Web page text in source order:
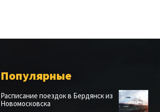
Популярные
Расписание поездок в Бердянск из
Новомосковска